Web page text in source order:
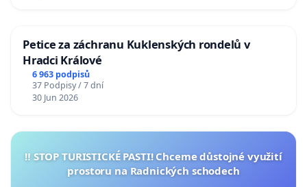
Petice za záchranu Kuklenských rondelů v
Hradci Králové
6 963 podpisů
37 Podpisy / 7 dní
30 Jun 2026
‼️ STOP TURISTICKÉ PASTI! Chceme důstojné využití
prostoru na Radnických schodech